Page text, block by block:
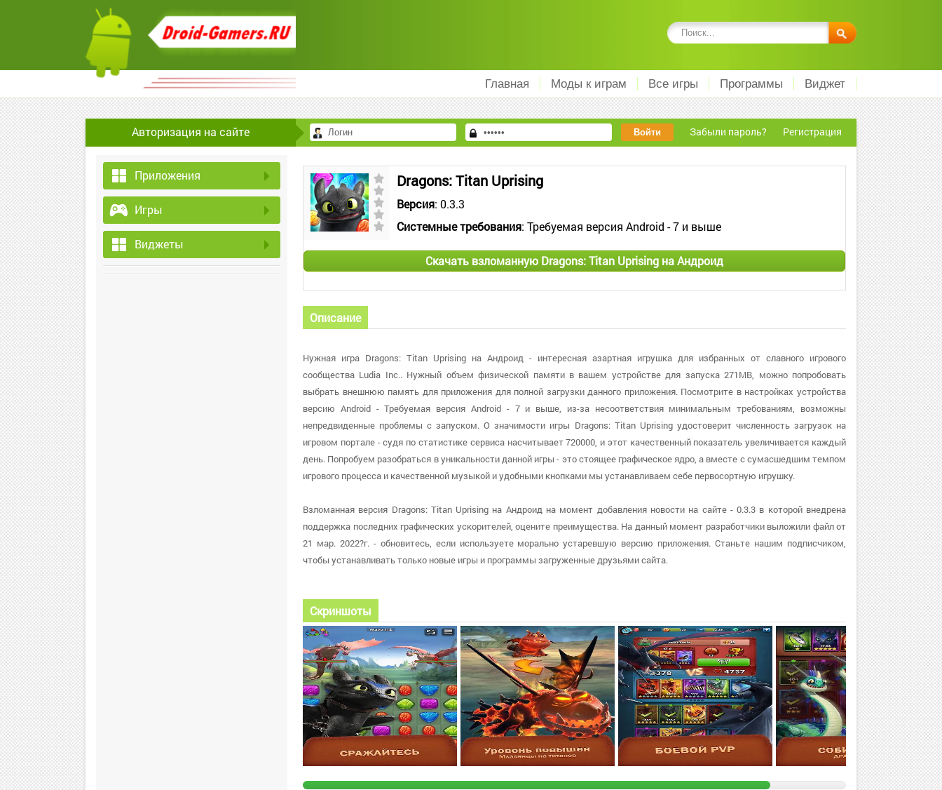
Главная Моды к играм Все игры Программы Виджет
Авторизация на сайте Забыли пароль? Регистрация
Приложения
Игры
Виджеты
Dragons: Titan Uprising
Версия: 0.3.3
Системные требования: Требуемая версия Android - 7 и выше
Скачать взломанную Dragons: Titan Uprising на Андроид
Описание
Нужная игра Dragons: Titan Uprising на Андроид - интересная азартная игрушка для избранных от славного игрового
сообщества Ludia Inc.. Нужный объем физической памяти в вашем устройстве для запуска 271MB, можно попробовать
выбрать внешнюю память для приложения для полной загрузки данного приложения. Посмотрите в настройках устройства
версию Android - Требуемая версия Android - 7 и выше, из-за несоответствия минимальным требованиям, возможны
непредвиденные проблемы с запуском. О значимости игры Dragons: Titan Uprising удостоверит численность загрузок на
игровом портале - судя по статистике сервиса насчитывает 720000, и этот качественный показатель увеличивается каждый
день. Попробуем разобраться в уникальности данной игры - это стоящее графическое ядро, а вместе с сумасшедшим темпом
игрового процесса и качественной музыкой и удобными кнопками мы устанавливаем себе первосортную игрушку.
Взломанная версия Dragons: Titan Uprising на Андроид на момент добавления новости на сайте - 0.3.3 в которой внедрена
поддержка последних графических ускорителей, оцените преимущества. На данный момент разработчики выложили файл от
21 мар. 2022?г. - обновитесь, если используете морально устаревшую версию приложения. Станьте нашим подписчиком,
чтобы устанавливать только новые игры и программы загруженные друзьями сайта.
Скриншоты